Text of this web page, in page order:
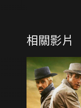
相關影片